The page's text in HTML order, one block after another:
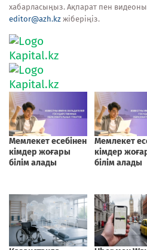
хабарласыңыз. Ақпарат пен видеоны
editor@azh.kz жіберіңіз.